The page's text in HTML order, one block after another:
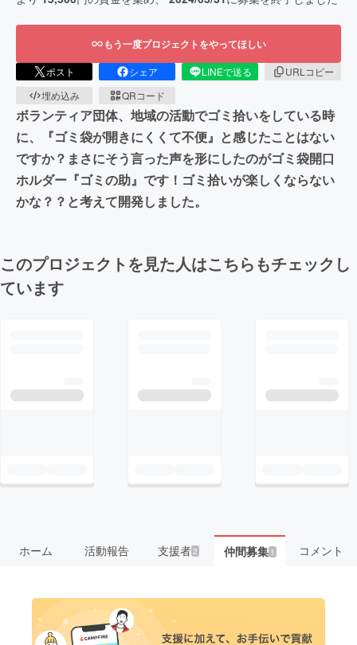
もう一度プロジェクトをやってほしい
ポスト シェア LINEで送る
URLコピー
埋め込み
QRコード
ボランティア団体、地域の活動でゴミ拾いをしている時
に、『ゴミ袋が開きにくくて不便』と感じたことはない
ですか？まさにそう言った声を形にしたのがゴミ袋開口
ホルダー『ゴミの助』です！ゴミ拾いが楽しくならない
かな？？と考えて開発しました。
このプロジェクトを見た人はこちらもチェックし
ています
ホーム 活動報告 支援者 2 仲間募集 1 コメント